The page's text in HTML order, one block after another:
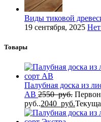
Виды тиковой
19 сентября, 2025
Товары
Палубная доска из
AB 2550руб.
руб..2040 руб.